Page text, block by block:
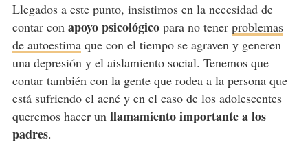
Llegados a este punto, insistimos en la necesidad de
contar con apoyo psicológicopara no tener problemas
de autoestimaque con el tiempo se agraven y generen
una depresión y el aislamiento social. Tenemos que
contar también con la gente que rodea a la persona que
está sufriendo el acné y en el caso de los adolescentes
queremos hacer un llamamiento importante a los
padres.